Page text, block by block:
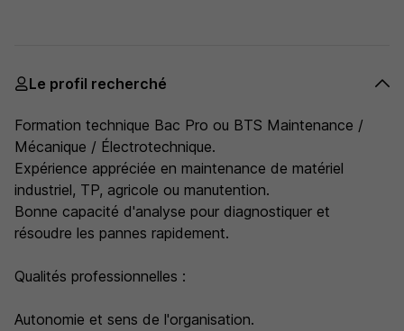
Le profil recherché
Formation technique Bac Pro ou BTS Maintenance /
Mécanique / Électrotechnique.
Expérience appréciée en maintenance de matériel
industriel, TP, agricole ou manutention.
Bonne capacité d'analyse pour diagnostiquer et
résoudre les pannes rapidement.
Qualités professionnelles :
Autonomie et sens de l'organisation.